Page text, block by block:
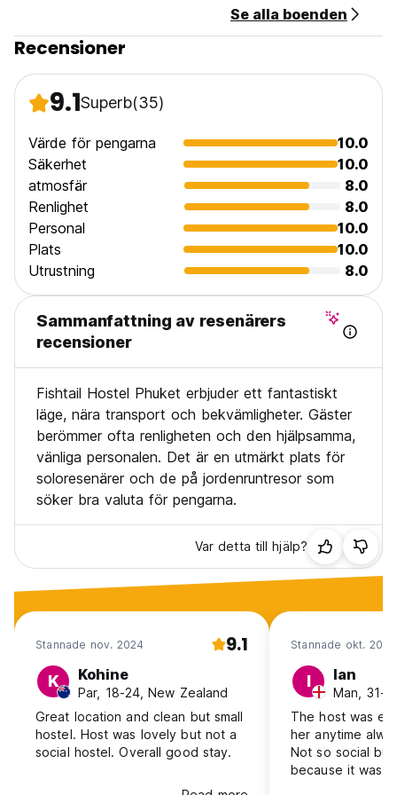
Se alla boenden
Recensioner
9.1Superb(35)
Värde för pengarna
10.0
Säkerhet
10.0
atmosfär
8.0
Renlighet
8.0
Personal
10.0
Plats
10.0
Utrustning
8.0
Sammanfattning av resenärers
recensioner
Fishtail Hostel Phuket erbjuder ett fantastiskt
läge, nära transport och bekvämligheter. Gäster
berömmer ofta renligheten och den hjälpsamma,
vänliga personalen. Det är en utmärkt plats för
soloresenärer och de på jordenruntresor som
söker bra valuta för pengarna.
Var detta till hjälp?
Stannade nov. 2024 9.1
K Kohine
Par, 18-24, New Zealand
Great location and clean but small
hostel. Host was lovely but not a
social hostel. Overall good stay.
Stannade okt. 2024
I Ian
Man, 31-
The host was
her anytime
Not so social
because it was